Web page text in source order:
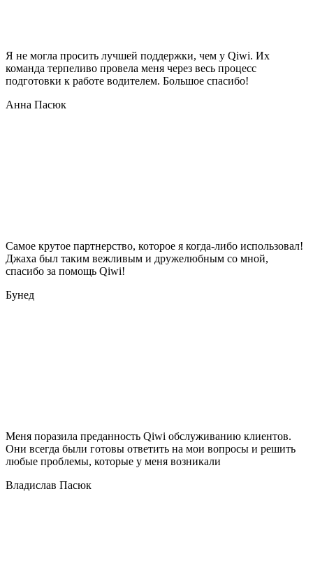
Я не могла просить лучшей поддержки, чем у Qiwi. Их
команда терпеливо провела меня через весь процесс
подготовки к работе водителем. Большое спасибо!
Анна Пасюк
Самое крутое партнерство, которое я когда-либо использовал!
Джаха был таким вежливым и дружелюбным со мной,
спасибо за помощь Qiwi!
Бунед
Меня поразила преданность Qiwi обслуживанию клиентов.
Они всегда были готовы ответить на мои вопросы и решить
любые проблемы, которые у меня возникали
Владислав Пасюк